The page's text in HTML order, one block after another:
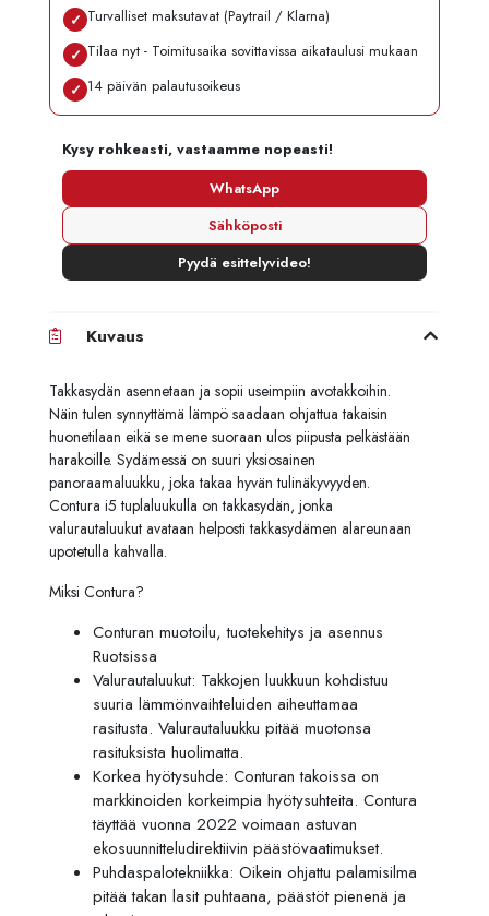
✓ Turvalliset maksutavat (Paytrail / Klarna)
✓ Tilaa nyt - Toimitusaika sovittavissa aikataulusi mukaan
✓ 14 päivän palautusoikeus
Kysy rohkeasti, vastaamme nopeasti!
WhatsApp
Sähköposti
Pyydä esittelyvideo!
Kuvaus
Takkasydän asennetaan ja sopii useimpiin avotakkoihin.
Näin tulen synnyttämä lämpö saadaan ohjattua takaisin
huonetilaan eikä se mene suoraan ulos piipusta pelkästään
harakoille. Sydämessä on suuri yksiosainen
panoraamaluukku, joka takaa hyvän tulinäkyvyyden.
Contura i5 tuplaluukulla on takkasydän, jonka
valurautaluukut avataan helposti takkasydämen alareunaan
upotetulla kahvalla.
Miksi Contura?
Conturan muotoilu, tuotekehitys ja asennus
Ruotsissa
Valurautaluukut: Takkojen luukkuun kohdistuu
suuria lämmönvaihteluiden aiheuttamaa
rasitusta. Valurautaluukku pitää muotonsa
rasituksista huolimatta.
Korkea hyötysuhde: Conturan takoissa on
markkinoiden korkeimpia hyötysuhteita. Contura
täyttää vuonna 2022 voimaan astuvan
ekosuunnitteludirektiivin päästövaatimukset.
Puhdaspalotekniikka: Oikein ohjattu palamisilma
pitää takan lasit puhtaana, päästöt pienenä ja